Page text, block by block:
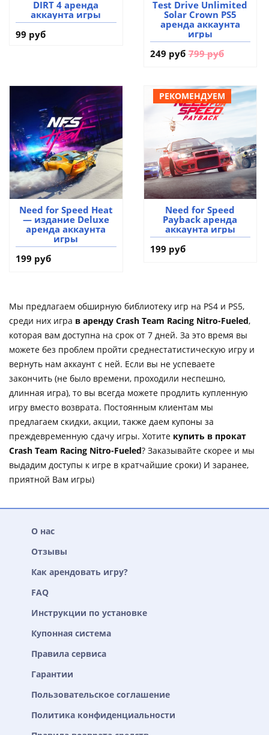
DIRT 4 аренда
аккаунта игры
99 руб
Test Drive Unlimited
Solar Crown PS5
аренда аккаунта
игры
249 руб 799 руб
Need for Speed Heat
— издание Deluxe
аренда аккаунта
игры
199 руб
РЕКОМЕНДУЕМ
Need for Speed
Payback аренда
аккаунта игры
199 руб
Мы предлагаем обширную библиотеку игр на PS4 и PS5,
среди них игра в аренду Crash Team Racing Nitro-Fueled,
которая вам доступна на срок от 7 дней. За это время вы
можете без проблем пройти среднестатистическую игру и
вернуть нам аккаунт с ней. Если вы не успеваете
закончить (не было времени, проходили неспешно,
длинная игра), то вы всегда можете продлить купленную
игру вместо возврата. Постоянным клиентам мы
предлагаем скидки, акции, также даем купоны за
преждевременную сдачу игры. Хотите купить в прокат
Crash Team Racing Nitro-Fueled? Заказывайте скорее и мы
выдадим доступы к игре в кратчайшие сроки) И заранее,
приятной Вам игры)
О нас
Отзывы
Как арендовать игру?
FAQ
Инструкции по установке
Купонная система
Правила сервиса
Гарантии
Пользовательское соглашение
Политика конфиденциальности